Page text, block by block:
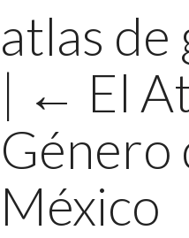
atlas de
| ← El
Género
México